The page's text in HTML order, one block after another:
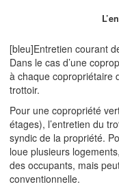
[bleu]Entretien courant
Dans le cas d’une
à chaque copropriétaire
trottoir.
Pour une copropriété
étages), l’entretien du
syndic de la propriété.
loue plusieurs
des occupants, mais
conventionnelle.